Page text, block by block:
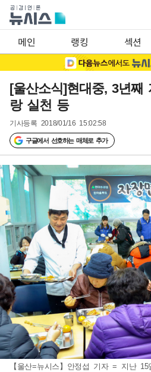
메인 랭킹 섹션
[울산소식]현대중, 3년째
랑 실천 등
기사등록 2018/01/16 15:02:58
구글에서 선호하는 매체로 추가
【울산=뉴시스】안정섭 기자 = 지난